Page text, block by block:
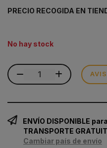
PRECIO RECOGIDA EN
No hay stock
ENVÍO DISPONIBLE
TRANSPORTE
Cambiar país de envío